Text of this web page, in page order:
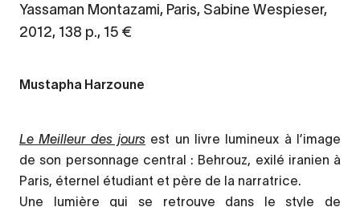
Yassaman Montazami, Paris, Sabine Wespieser,
2012, 138 p., 15 €
Mustapha Harzoune
Le Meilleur des jours est un livre lumineux à l’image
de son personnage central : Behrouz, exilé iranien à
Paris, éternel étudiant et père de la narratrice.
Une lumière qui se retrouve dans le style de